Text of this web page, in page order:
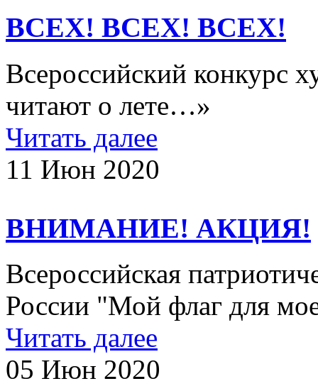
ВСЕХ! ВСЕХ! ВСЕХ!
Всероссийский конкурс
читают о лете…»
Читать далее
11 Июн 2020
ВНИМАНИЕ! АКЦИЯ!
Всероссийская
России "Мой флаг для
Читать далее
05 Июн 2020